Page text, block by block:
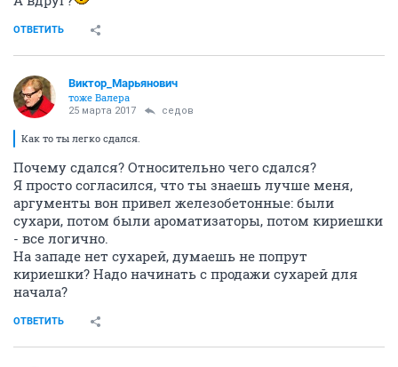
ОТВЕТИТЬ
Виктор_Марьянович
тоже Валера
25 марта 2017 седов
Как то ты легко сдался.
Почему сдался? Относительно чего сдался?
Я просто согласился, что ты знаешь лучше меня,
аргументы вон привел железобетонные: были
сухари, потом были ароматизаторы, потом кириешки
- все логично.
На западе нет сухарей, думаешь не попрут
кириешки? Надо начинать с продажи сухарей для
начала?
ОТВЕТИТЬ